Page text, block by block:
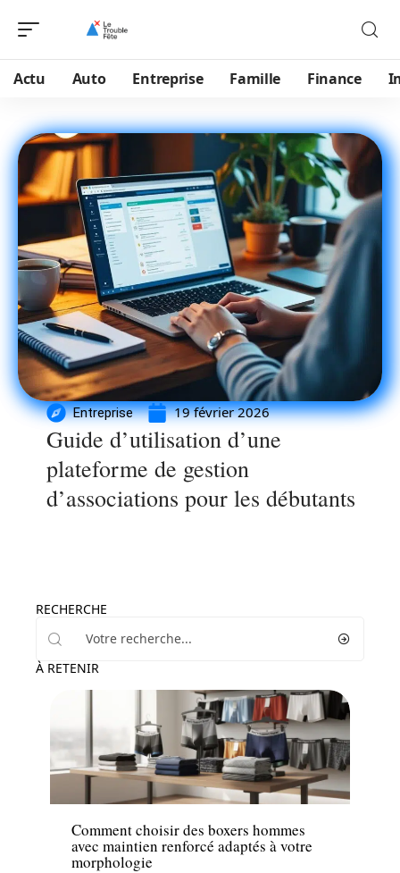
Actu Auto Entreprise Famille Finance
Entreprise 19 février 2026
Guide d’utilisation d’une
plateforme de gestion
d’associations pour les débutants
RECHERCHE
À RETENIR
Comment choisir des boxers hommes
avec maintien renforcé adaptés à votre
morphologie